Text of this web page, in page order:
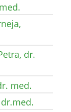
dr.
med.